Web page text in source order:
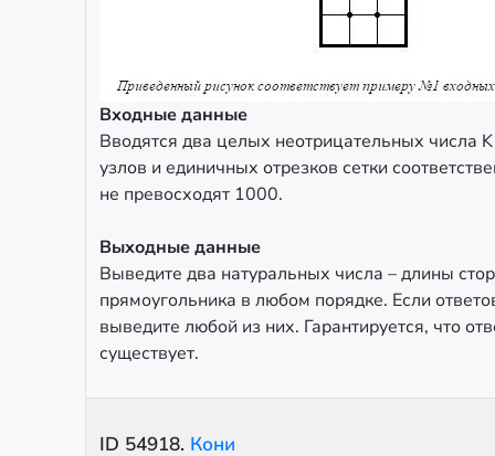
Входные данные
Вводятся два целых неотрицательных числа
узлов и единичных отрезков сетки
не превосходят 1000.
Выходные данные
Выведите два натуральных числа – длины
прямоугольника в любом порядке. Если
выведите любой из них. Гарантируется, что
существует.
ID 54918. Кони